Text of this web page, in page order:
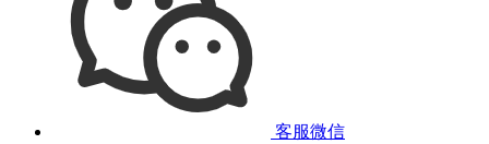
客服微信